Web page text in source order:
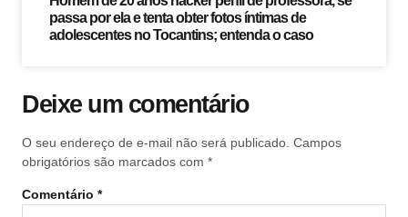
passa por ela e tenta obter fotos íntimas de
adolescentes no Tocantins; entenda o caso
Deixe um comentário
O seu endereço de e-mail não será publicado. Campos
obrigatórios são marcados com *
Comentário *